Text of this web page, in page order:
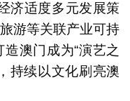
济适度多元发展策
游等关联产业可持
澳门成为“演艺之
持续以文化刷亮澳